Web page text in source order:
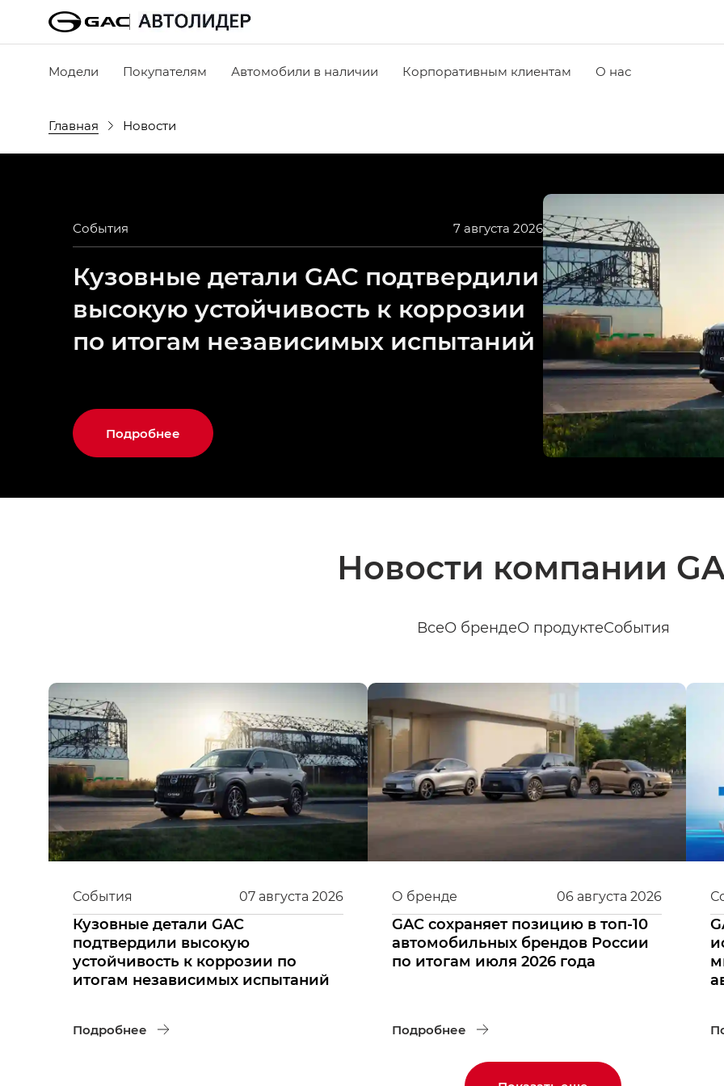
Модели Покупателям Автомобили в наличии Корпоративным клиентам О нас
Главная Новости
События 7 августа 2026
Кузовные детали GAC подтвердили
высокую устойчивость к коррозии
по итогам независимых испытаний
Подробнее
Новости компании
ВсеО брендеО продуктеСобытия
07 августа 2026
События
Кузовные детали GAC
подтвердили высокую
устойчивость к коррозии по
итогам независимых испытаний
Подробнее
06 августа 2026
О бренде
GAC сохраняет позицию в топ-10
автомобильных брендов России
по итогам июля 2026 года
Подробнее